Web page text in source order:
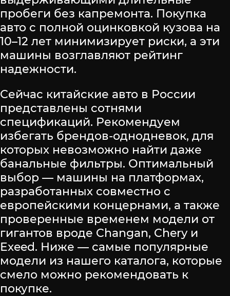
пробеги без капремонта. Покупка
авто с полной оцинковкой кузова на
10–12 лет минимизирует риски, а эти
машины возглавляют рейтинг
надежности.
Сейчас китайские авто в России
представлены сотнями
спецификаций. Рекомендуем
избегать брендов-однодневок, для
которых невозможно найти даже
банальные фильтры. Оптимальный
выбор — машины на платформах,
разработанных совместно с
европейскими концернами, а также
проверенные временем модели от
гигантов вроде Changan, Chery и
Exeed. Ниже — самые популярные
модели из нашего каталога, которые
смело можно рекомендовать к
покупке.